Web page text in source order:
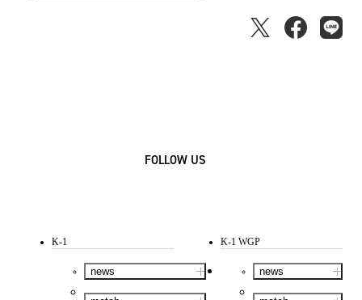
FOLLOW US
K-1
news
K-1 WGP
news